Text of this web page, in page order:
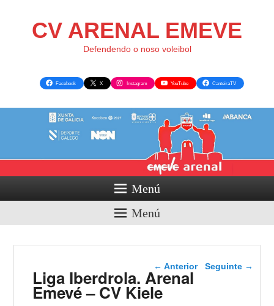
CV ARENAL EMEVE
Defendendo o noso voleibol
Facebook X Instagram YouTube CanteiraTV
Menú
Menú
Navegador de artigos
← Anterior Seguinte →
Liga Iberdrola. Arenal
Emevé – CV Kiele